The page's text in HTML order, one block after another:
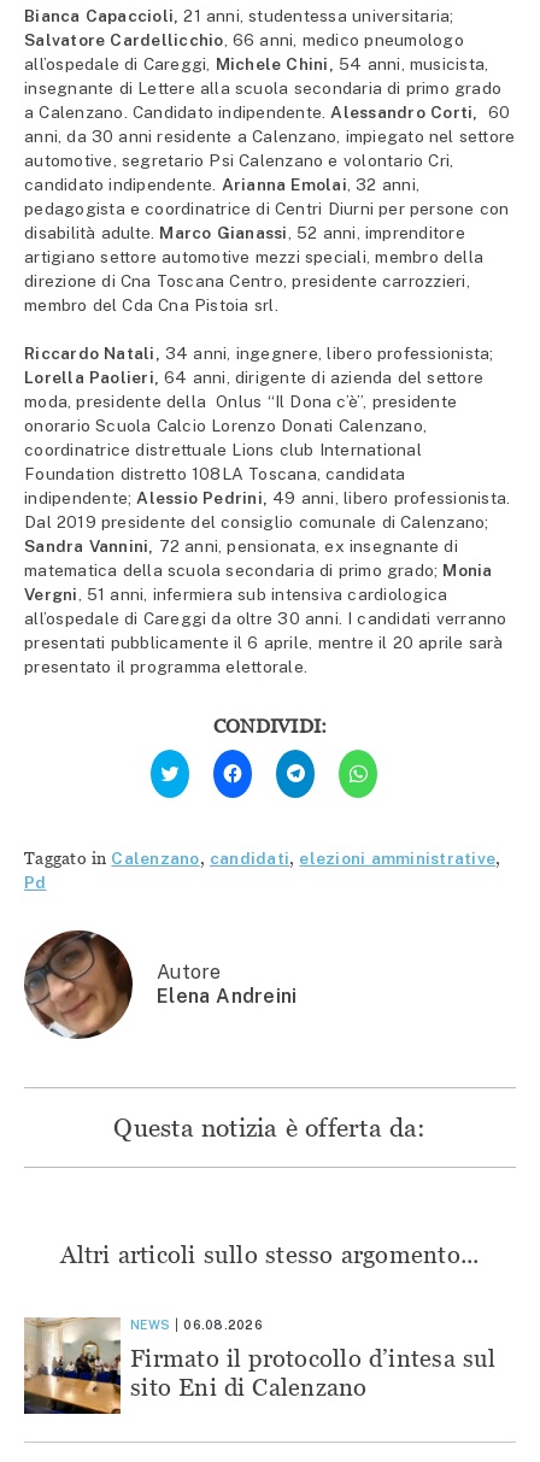
Bianca Capaccioli, 21 anni, studentessa universitaria;
Salvatore Cardellicchio, 66 anni, medico pneumologo
all’ospedale di Careggi, Michele Chini, 54 anni, musicista,
insegnante di Lettere alla scuola secondaria di primo grado
a Calenzano. Candidato indipendente.Alessandro Corti, 60
anni, da 30 anni residente a Calenzano, impiegato nel settore
automotive, segretario Psi Calenzano e volontario Cri,
candidato indipendente. Arianna Emolai, 32 anni,
pedagogista e coordinatrice di Centri Diurni per persone con
disabilità adulte. Marco Gianassi, 52 anni, imprenditore
artigiano settore automotive mezzi speciali, membro della
direzione di Cna Toscana Centro, presidente carrozzieri,
membro del Cda Cna Pistoia srl.
Riccardo Natali, 34 anni, ingegnere, libero professionista;
Lorella Paolieri, 64 anni, dirigente di azienda del settore
moda, presidente della Onlus “Il Dona c’è”, presidente
onorario Scuola Calcio Lorenzo Donati Calenzano,
coordinatrice distrettuale Lions club International
Foundation distretto 108LA Toscana, candidata
indipendente;Alessio Pedrini, 49 anni, libero professionista.
Dal 2019 presidente del consiglio comunale di Calenzano;
Sandra Vannini, 72 anni, pensionata, ex insegnante di
matematica della scuola secondaria di primo grado; Monia
Vergni, 51 anni, infermiera sub intensiva cardiologica
all’ospedale di Careggi da oltre 30 anni. I candidati verranno
presentati pubblicamente il 6 aprile, mentre il 20 aprile sarà
presentato il programma elettorale.
CONDIVIDI:
Fai
clic
qui
Twitter
(Si
Fai
clic
per
condividere
(Si
apre
Fai
clic
per
condividere
(Si
apre
Fai
clic
per
(Si
apre
Taggato in Calenzano, candidati, elezioni amministrative,
Pd
Autore
Elena Andreini
Questa notizia è offerta da:
Altri articoli sullo stesso argomento...
NEWS 06.08.2026
Firmato il protocollo d’intesa sul
sito Eni di Calenzano